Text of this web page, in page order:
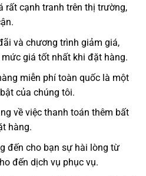
rất cạnh tranh trên thị trường,
và chương trình giảm giá,
giá tốt nhất khi đặt hàng.
miễn phí toàn quốc là một
của chúng tôi.
về việc thanh toán thêm bất
hàng.
đến cho bạn sự hài lòng từ
đến dịch vụ phục vụ.